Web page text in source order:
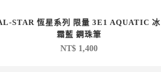
STAR 恆星系列 限量 3E1 AQUATIC 冰
霜藍 鋼珠筆
NT$1,400